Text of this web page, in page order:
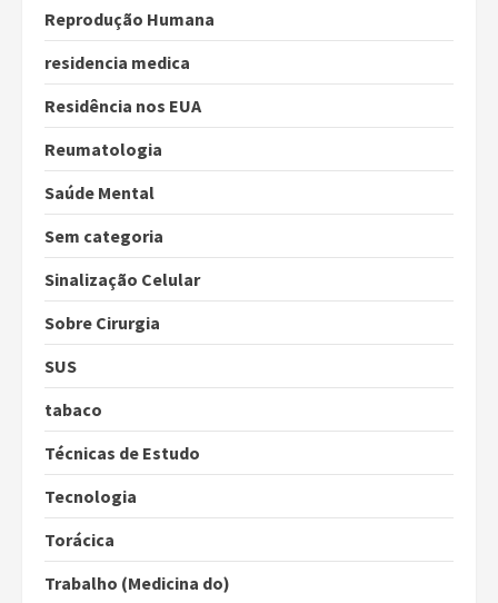
Reprodução Humana
residencia medica
Residência nos EUA
Reumatologia
Saúde Mental
Sem categoria
Sinalização Celular
Sobre Cirurgia
SUS
tabaco
Técnicas de Estudo
Tecnologia
Torácica
Trabalho (Medicina do)